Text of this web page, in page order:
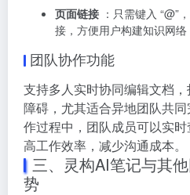
页面链接 ：只需键入 “@”
接，方便用户构建知识网络
团队协作功能
支持多人实时协同编辑文档
障碍，尤其适合异地团队共
作过程中，团队成员可以实
高工作效率，减少沟通成本。
三、灵构AI笔记与其
势